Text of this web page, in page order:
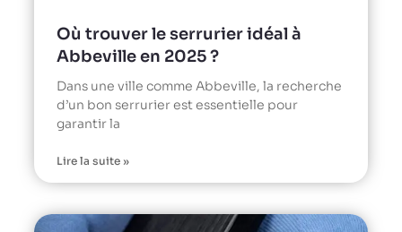
Où trouver le serrurier idéal à
Abbeville en 2025 ?
Dans une ville comme Abbeville, la recherche
d’un bon serrurier est essentielle pour
garantir la
Lire la suite »